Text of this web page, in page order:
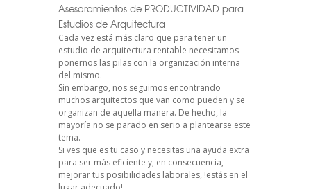
Asesoramientos de PRODUCTIVIDAD para
Estudios de Arquitectura
Cada vez está más claro que para tener un
estudio de arquitectura rentable necesitamos
ponernos las pilas con la organización interna
del mismo.
Sin embargo, nos seguimos encontrando
muchos arquitectos que van como pueden y se
organizan de aquella manera. De hecho, la
mayoría no se parado en serio a plantearse este
tema.
Si ves que es tu caso y necesitas una ayuda extra
para ser más eficiente y, en consecuencia,
mejorar tus posibilidades laborales, !estás en el